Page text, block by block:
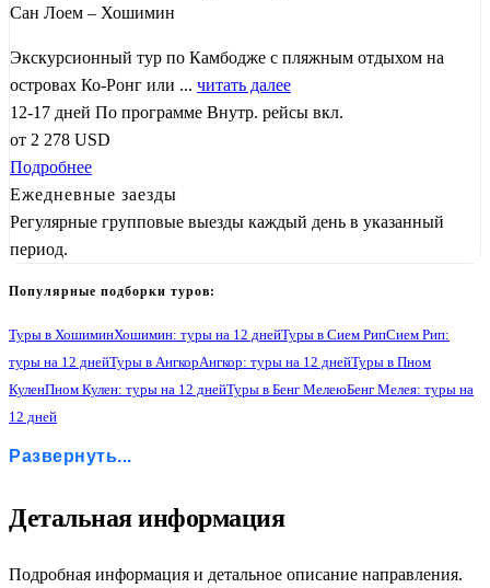
Сан Лоем – Хошимин
Экскурсионный тур по Камбодже с пляжным отдыхом на
островах Ко-Ронг или ... читать далее
12-17 дней По программе Внутр. рейсы вкл.
от 2 278 USD
Подробнее
Ежедневные заезды
Регулярные групповые выезды каждый день в указанный
период.
Популярные подборки туров:
Туры в ХошиминХошимин: туры на 12 днейТуры в Сием РипСием Рип:
туры на 12 днейТуры в АнгкорАнгкор: туры на 12 днейТуры в Пном
КуленПном Кулен: туры на 12 днейТуры в Бенг МелеюБенг Мелея: туры на
12 дней
Пном Пень: туры на 12 дней
Туры в Ко Ронг Сан Лоем
Ко Ронг Сан Лоем: туры на 12 дней
Развернуть...
Детальная информация
Подробная информация и детальное описание направления.